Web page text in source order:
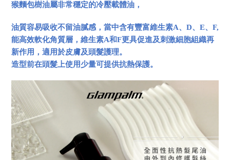
猴麵包樹油屬非常穩定的冷壓載體油，
油質容易吸收不留油膩感，當中含有豐富維生素A、D、E、F,
能高效軟化角質層，維生素A和F更具促進及刺激細胞組織再
新作用，適用於皮膚及頭髮護理。
造型前在頭髮上使用少量可提供抗熱保護。